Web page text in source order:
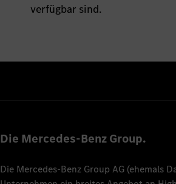
verfügbar sind.
Die Mercedes-Benz Group.
Die Mercedes-Benz Group AG (ehemals